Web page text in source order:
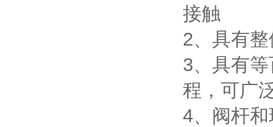
接触
2、具有
3、具有
程，可广
4、阀杆